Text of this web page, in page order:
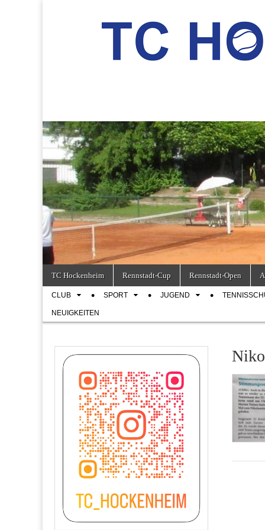
TC Hockenheim
Main
menu
content
TC Hockenheim Rennstadt-Cup Rennstadt-Open
SubCLUB SPORT JUGEND
NEUIGKEITEN